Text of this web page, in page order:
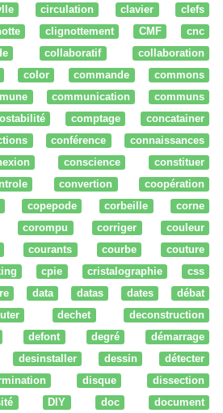
circulation clavier
clefs
clignottement CMF
cnc
collaboratif
collaboration
color commande
commons
communication
communs
comptage
concatainer
conférence
connaissances
conscience
constituer
convertion
coopération
copepode corbeille
corne
corompu corriger
couleur
courants courbe
couture
cpie cristalographie
css
data datas dates
débat
dechet
deconstruction
defont degré
démarrage
desinstaller dessin
détecter
disque
dissection
DIY doc
document